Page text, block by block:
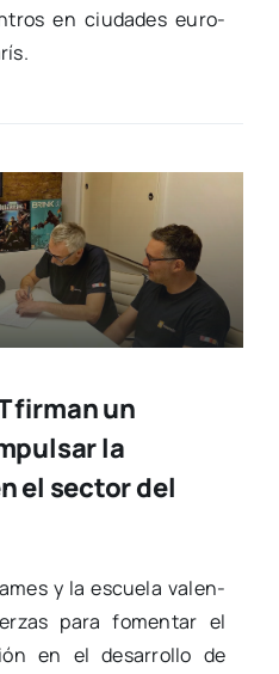
en ciu­da­des euro­
firman un
la
el sector del
y la escue­la valen­
para fomen­tar el
en el desa­rro­llo de